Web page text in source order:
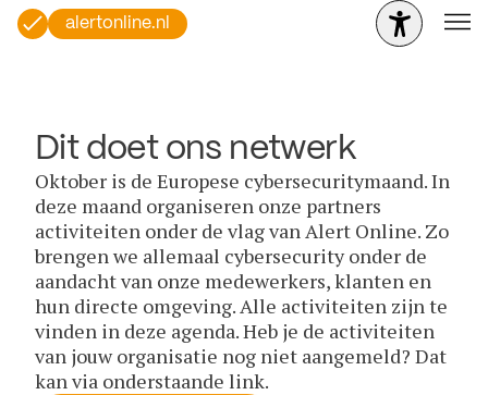
alertonline.nl
Dit doet ons netwerk
Oktober is de Europese cybersecuritymaand. In
deze maand organiseren onze partners
activiteiten onder de vlag van Alert Online. Zo
brengen we allemaal cybersecurity onder de
aandacht van onze medewerkers, klanten en
hun directe omgeving. Alle activiteiten zijn te
vinden in deze agenda. Heb je de activiteiten
van jouw organisatie nog niet aangemeld? Dat
kan via onderstaande link.